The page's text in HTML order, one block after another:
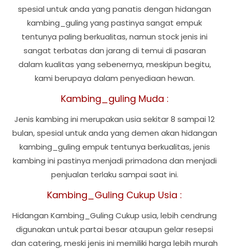
spesial untuk anda yang panatis dengan hidangan
kambing_guling yang pastinya sangat empuk
tentunya paling berkualitas, namun stock jenis ini
sangat terbatas dan jarang di temui di pasaran
dalam kualitas yang sebenernya, meskipun begitu,
kami berupaya dalam penyediaan hewan.
Kambing_guling Muda :
Jenis kambing ini merupakan usia sekitar 8 sampai 12
bulan, spesial untuk anda yang demen akan hidangan
kambing_guling empuk tentunya berkualitas, jenis
kambing ini pastinya menjadi primadona dan menjadi
penjualan terlaku sampai saat ini.
Kambing_Guling Cukup Usia :
Hidangan Kambing_Guling Cukup usia, lebih cendrung
digunakan untuk partai besar ataupun gelar resepsi
dan catering, meski jenis ini memiliki harga lebih murah